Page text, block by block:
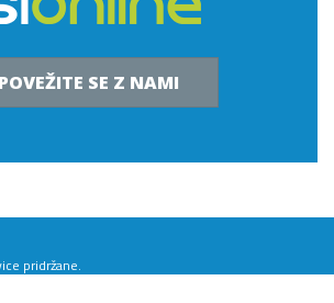
POVEŽITE SE Z NAMI
pridržane.